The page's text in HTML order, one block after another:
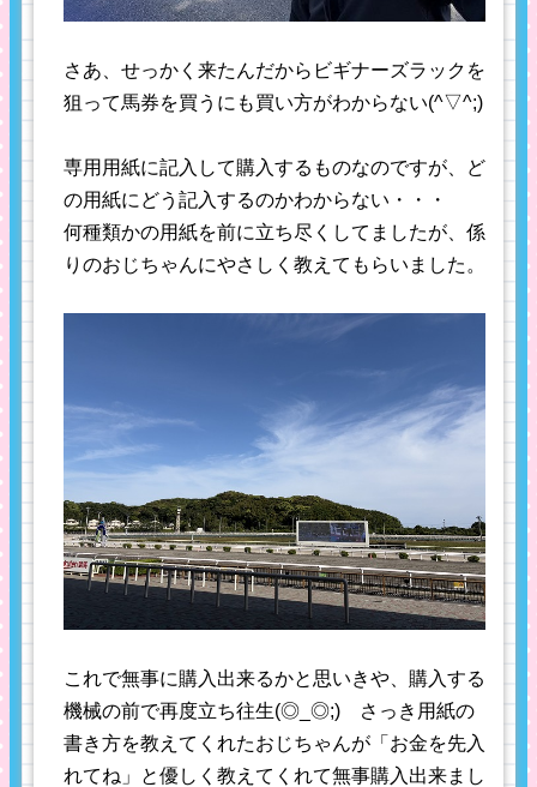
さあ、せっかく来たんだからビギナーズラックを
狙って馬券を買うにも買い方がわからない(^▽^;)
専用用紙に記入して購入するものなのですが、ど
の用紙にどう記入するのかわからない・・・
何種類かの用紙を前に立ち尽くしてましたが、係
りのおじちゃんにやさしく教えてもらいました。
これで無事に購入出来るかと思いきや、購入する
機械の前で再度立ち往生(◎_◎;) さっき用紙の
書き方を教えてくれたおじちゃんが「お金を先入
れてね」と優しく教えてくれて無事購入出来まし